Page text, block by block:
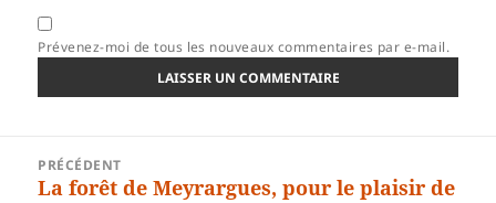
Prévenez-moi de tous les nouveaux commentaires par e-mail.
l’article
PRÉCÉDENT
Article
La forêt de Meyrargues, pour le plaisir de